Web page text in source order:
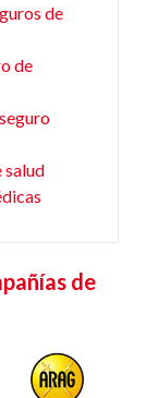
de
de
salud
de